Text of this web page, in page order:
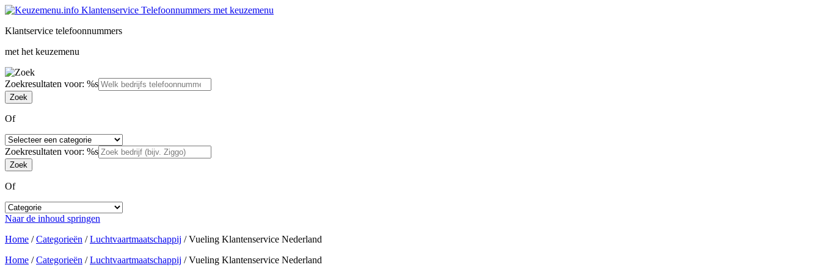
Klantservice telefoonnummers
met het keuzemenu
Zoekresultaten voor: %s
Of
Zoekresultaten voor: %s
Of
Naar de inhoud springen
Home /Categorieën /Luchtvaartmaatschappij /Vueling Klantenservice Nederland
Home /Categorieën /Luchtvaartmaatschappij /Vueling Klantenservice Nederland